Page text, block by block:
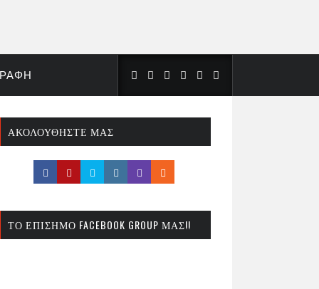
ΑΚΟΛΟΥΘΉΣΤΕ ΜΑΣ
ΤΟ ΕΠΊΣΗΜΟ FACEBOOK GROUP ΜΑΣ!!